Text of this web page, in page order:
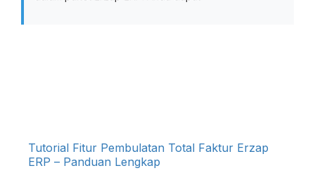
Tutorial Fitur Pembulatan Total Faktur Erzap
ERP – Panduan Lengkap